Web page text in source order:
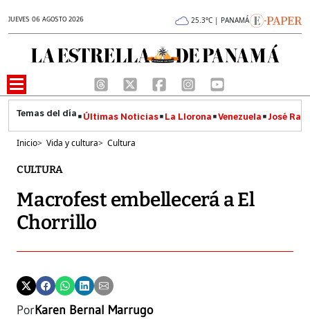
JUEVES 06 AGOSTO 2026 25.3°C | PANAMÁ
Últimas Noticias La Llorona Venezuela José
Inicio> Vida y cultura> Cultura
CULTURA
Macrofest embellecerá a El
Chorrillo
PorKaren Bernal Marrugo